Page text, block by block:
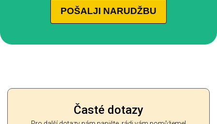
POŠALJI NARUDŽBU
Časté dotazy